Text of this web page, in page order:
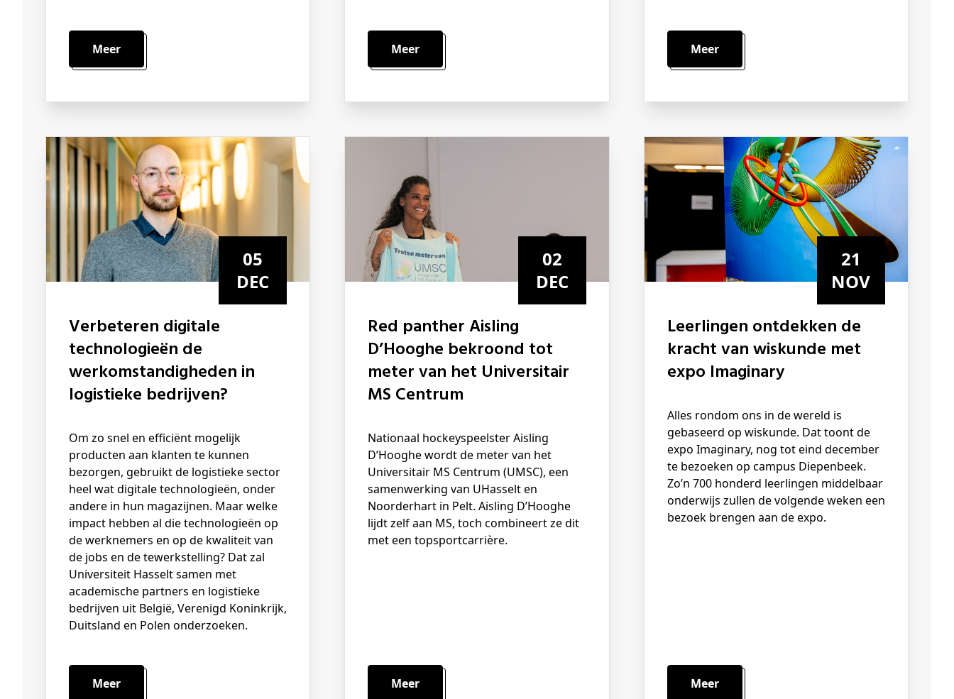
Meer Meer Meer
05
DEC
Verbeteren digitale
technologieën de
werkomstandigheden in
logistieke bedrijven?
Om zo snel en efficiënt mogelijk
producten aan klanten te kunnen
bezorgen, gebruikt de logistieke sector
heel wat digitale technologieën, onder
andere in hun magazijnen. Maar welke
impact hebben al die technologieën op
de werknemers en op de kwaliteit van
de jobs en de tewerkstelling? Dat zal
Universiteit Hasselt samen met
academische partners en logistieke
bedrijven uit België, Verenigd Koninkrijk,
Duitsland en Polen onderzoeken.
Meer
02
DEC
Red panther Aisling
D’Hooghe bekroond tot
meter van het Universitair
MS Centrum
Nationaal hockeyspeelster Aisling
D’Hooghe wordt de meter van het
Universitair MS Centrum (UMSC), een
samenwerking van UHasselt en
Noorderhart in Pelt. Aisling D’Hooghe
lijdt zelf aan MS, toch combineert ze dit
met een topsportcarrière.
Meer
21
NOV
Leerlingen ontdekken de
kracht van wiskunde met
expo Imaginary
Alles rondom ons in de wereld is
gebaseerd op wiskunde. Dat toont de
expo Imaginary, nog tot eind december
te bezoeken op campus Diepenbeek.
Zo’n 700 honderd leerlingen middelbaar
onderwijs zullen de volgende weken een
bezoek brengen aan de expo.
Meer